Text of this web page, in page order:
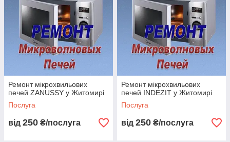
Найчастіші несправності мікрохвильових печей:
Під час роботи чується сильний гул;
Мікрохвильовка перестала гріти їжу;
Перегорлий мережевий запобіжник;
Не регулюється потужність;
Сильно нагрівається корпус НВЧ-печі;
Чекати запах гару;
Не зачиняються дверцята;
Ремонт мікрохвильових
печей ZANUSSY у Житомирі
Послуга
від 250 ₴/послуга
Ремонт мікрохвильових
печей INDEZIT у Житомирі
Послуга
від 250 ₴/послуга